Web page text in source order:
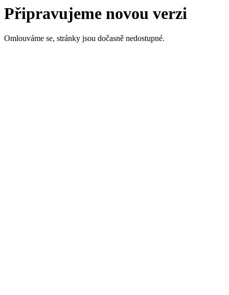
Připravujeme novou verzi
Omlouváme se, stránky jsou dočasně nedostupné.